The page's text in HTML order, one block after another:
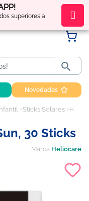
superiores a
tus compras

Novedades
Sticks Solares
30 Sticks
Marca Heliocare